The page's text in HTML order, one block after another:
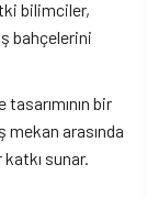
bilimciler,
bahçelerini
bir
mekan arasında
sunar.